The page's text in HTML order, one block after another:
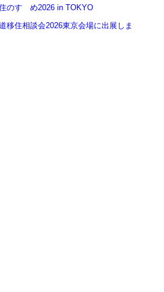
のすゝめ2026 in TOKYO
移住相談会2026東京会場に出展しま